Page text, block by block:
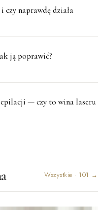
naprawdę działa
ją poprawić?
— czy to wina laseru
Wszystkie · 101 →